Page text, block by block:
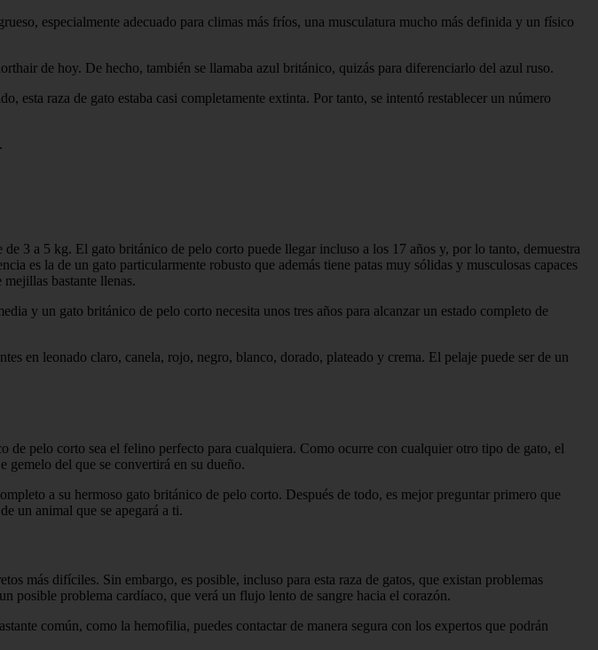
especialmente adecuado para climas más fríos, una musculatura mucho más definida y un físico
de hoy. De hecho, también se llamaba azul británico, quizás para diferenciarlo del azul ruso.
raza de gato estaba casi completamente extinta. Por tanto, se intentó restablecer un número
3 a 5 kg. El gato británico de pelo corto puede llegar incluso a los 17 años y, por lo tanto, demuestra
es la de un gato particularmente robusto que además tiene patas muy sólidas y musculosas capaces
bastante llenas.
y un gato británico de pelo corto necesita unos tres años para alcanzar un estado completo de
en leonado claro, canela, rojo, negro, blanco, dorado, plateado y crema. El pelaje puede ser de un
pelo corto sea el felino perfecto para cualquiera. Como ocurre con cualquier otro tipo de gato, el
gemelo del que se convertirá en su dueño.
a su hermoso gato británico de pelo corto. Después de todo, es mejor preguntar primero que
un animal que se apegará a ti.
más difíciles. Sin embargo, es posible, incluso para esta raza de gatos, que existan problemas
posible problema cardíaco, que verá un flujo lento de sangre hacia el corazón.
común, como la hemofilia, puedes contactar de manera segura con los expertos que podrán